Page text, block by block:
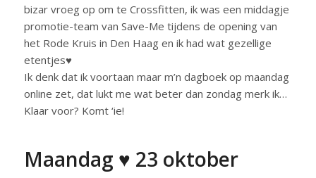
bizar vroeg op om te Crossfitten, ik was een middagje
promotie-team van Save-Me tijdens de opening van
het Rode Kruis in Den Haag en ik had wat gezellige
etentjes♥
Ik denk dat ik voortaan maar m’n dagboek op maandag
online zet, dat lukt me wat beter dan zondag merk ik…
Klaar voor? Komt ‘ie!
Maandag ♥ 23 oktober